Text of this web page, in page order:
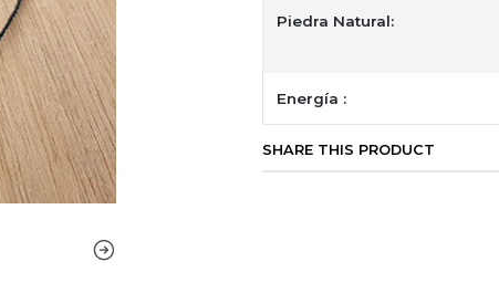
Piedra Natural:
Energía :
SHARE THIS PRODUCT